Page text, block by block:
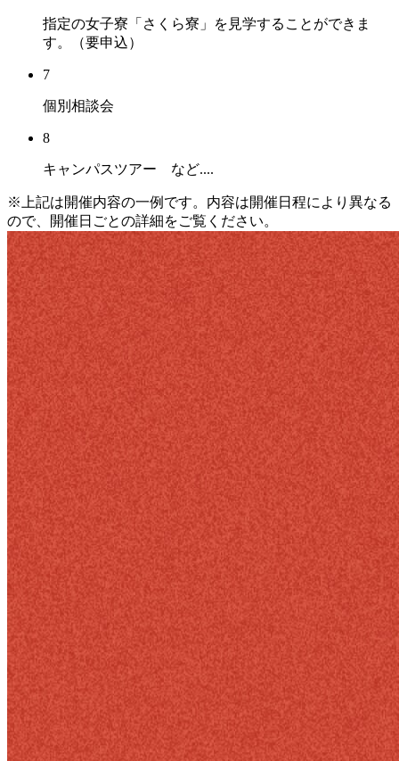
指定の女子寮「さくら寮」を見学することができま
す。（要申込）
7
個別相談会
8
キャンパスツアー など....
※ 上記は開催内容の一例です。内容は開催日程により異なる
ので、開催日ごとの詳細をご覧ください。